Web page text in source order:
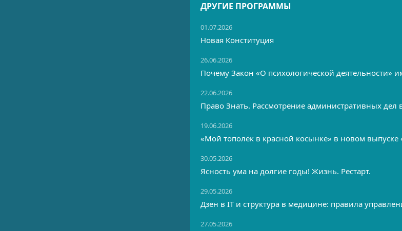
ДРУГИЕ ПРОГРАММЫ
01.07.2026
Новая Конституция
26.06.2026
Почему Закон «О психологической деятельности»
22.06.2026
Право Знать. Рассмотрение административных дел
19.06.2026
«Мой тополёк в красной косынке» в новом выпуске
30.05.2026
Ясность ума на долгие годы! Жизнь. Рестарт.
29.05.2026
Дзен в IT и структура в медицине: правила
27.05.2026